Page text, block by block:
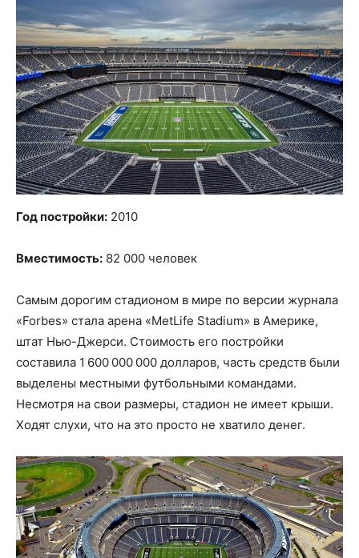
Год постройки: 2010
Вместимость: 82 000 человек
Самым дорогим стадионом в мире по версии журнала
«Forbes» стала арена «MetLife Stadium» в Америке,
штат Нью-Джерси. Стоимость его постройки
составила 1 600 000 000 долларов, часть средств были
выделены местными футбольными командами.
Несмотря на свои размеры, стадион не имеет крыши.
Ходят слухи, что на это просто не хватило денег.